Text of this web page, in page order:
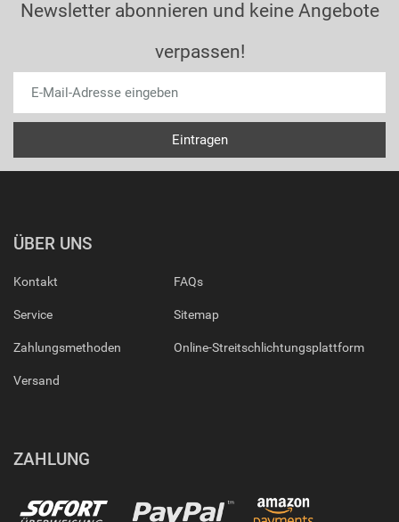
Newsletter abonnieren und keine Angebote
verpassen!
ÜBER UNS
Kontakt
Service
Zahlungsmethoden
Versand
FAQs
Sitemap
Online-Streitschlichtungsplattform
ZAHLUNG